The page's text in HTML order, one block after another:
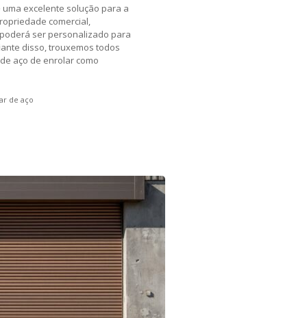
excelente solução para a
comercial,
ser personalizado para
disso, trouxemos todos
aço de enrolar como
de aço